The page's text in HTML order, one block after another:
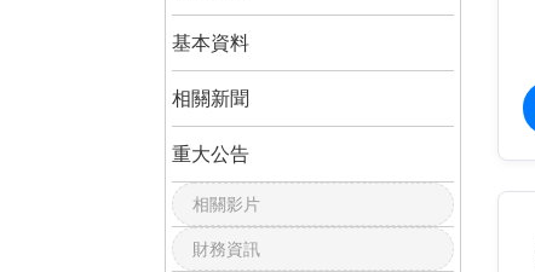
基本資料
相關新聞
重大公告
相關影片
財務資訊